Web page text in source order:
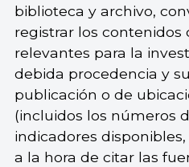
biblioteca y archivo,
registrar los contenidos
relevantes para la
debida procedencia y
publicación o de
(incluidos los números
indicadores
a la hora de citar las